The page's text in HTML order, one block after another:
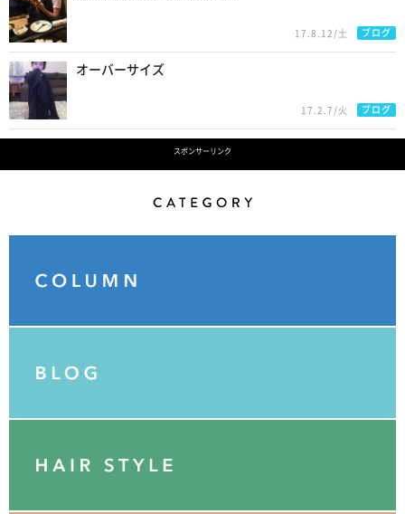
17.8.12/土 ブログ
オーバーサイズ
17.2.7/火 ブログ
スポンサーリンク